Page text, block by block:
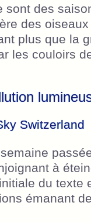
sont des
des oiseaux
plus que la
les couloirs
Switzerland
à
du texte
émanant